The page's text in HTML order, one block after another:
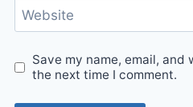
Website
Save my name, email,
the next time I comment.